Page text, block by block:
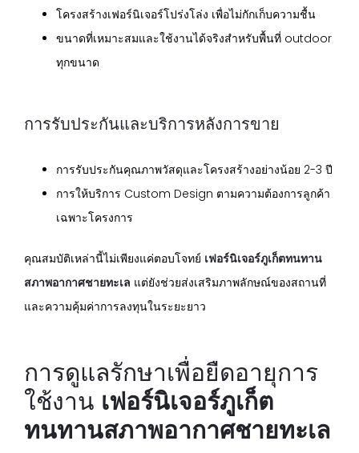
โครงสร้างเฟอร์นิเจอร์โปร่งโล่ง เพื่อไม่กักเก็บความชื้น
ขนาดที่เหมาะสมและใช้งานได้จริงสำหรับพื้นที่ outdoor
ทุกขนาด
การรับประกันและบริการหลังการขาย
การรับประกันคุณภาพวัสดุและโครงสร้างอย่างน้อย 2-3 ปี
การให้บริการ Custom Design ตามความต้องการลูกค้า
เฉพาะโครงการ
คุณสมบัติเหล่านี้ไม่เพียงแค่ตอบโจทย์ เฟอร์นิเจอร์ภูเก็ตทนทาน
สภาพอากาศชายทะเล แต่ยังช่วยส่งเสริมภาพลักษณ์ของสถานที่
และความคุ้มค่าการลงทุนในระยะยาว
การดูแลรักษาเพื่อยืดอายุการ
ใช้งาน เฟอร์นิเจอร์ภูเก็ต
ทนทานสภาพอากาศชายทะเล